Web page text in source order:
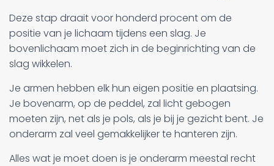
Deze stap draait voor honderd procent om de
positie van je lichaam tijdens een slag. Je
bovenlichaam moet zich in de beginrichting van de
slag wikkelen.
Je armen hebben elk hun eigen positie en plaatsing.
Je bovenarm, op de peddel, zal licht gebogen
moeten zijn, net als je pols, als je bij je gezicht bent. Je
onderarm zal veel gemakkelijker te hanteren zijn.
Alles wat je moet doen is je onderarm meestal recht